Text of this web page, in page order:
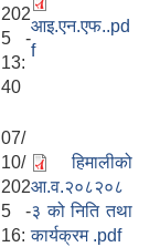
202
5 -
13:
40
आइ.एन.एफ..pd
f
07/
10/
202
5 -
16:
हिमालीको
आ.व.२०८२०८
३ को निति तथा
कार्यक्रम .pdf